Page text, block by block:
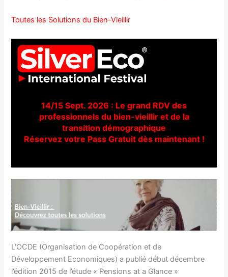
Toutes les Solutions du Bien-Vieillir
14/15 Sept. 2026 : Le grand RDV des
professionnels du bien-vieillir et de la
transition démographique
Réservez votre Pass Gratuit dès maintenant !
L’OCDE (Organisation de Coopération et de
Développement Economiques) a publié début décembre
l’édition 2015 de l’étude « Pensions at a Glance »